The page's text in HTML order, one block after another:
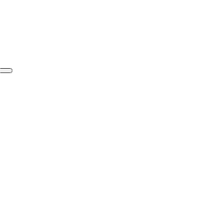
Поиск